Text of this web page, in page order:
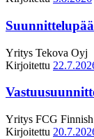
Yritys Tekova Oyj
Kirjoitettu
Yritys FCG
Kirjoitettu